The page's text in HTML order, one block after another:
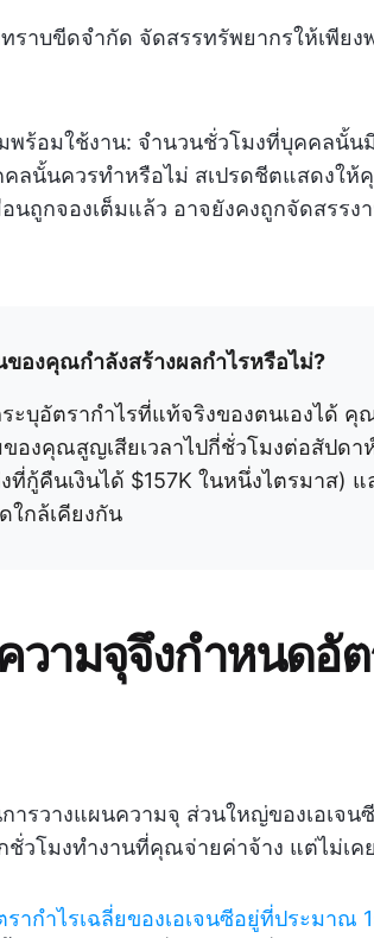
ราบขีดจำกัด จัดสรรทรัพยากรให้เพียง
พร้อมใช้งาน: จำนวนชั่วโมงที่บุคคลนั้น
ลนั้นควรทำหรือไม่ สเปรดชีตแสดงให้
ถูกจองเต็มแล้ว อาจยังคงถูกจัดสรรง
องคุณกำลังสร้างผลกำไรหรือไม่?
ะบุอัตรากำไรที่แท้จริงของตนเองได้ คุ
องคุณสูญเสียเวลาไปกี่ชั่วโมงต่อสัปดา
ที่กู้คืนเงินได้ $157K ในหนึ่งไตรมาส)
ใกล้เคียงกัน
วามจุจึงกำหนดอัต
รวางแผนความจุ ส่วนใหญ่ของเอเจน
วโมงทำงานที่คุณจ่ายค่าจ้าง แต่ไม่เค
รากำไรเฉลี่ยของเอเจนซีอยู่ที่ประมาณ